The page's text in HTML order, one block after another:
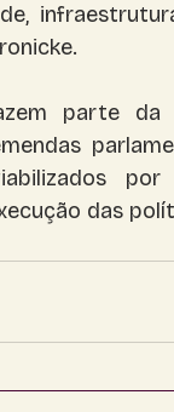
parte da
das